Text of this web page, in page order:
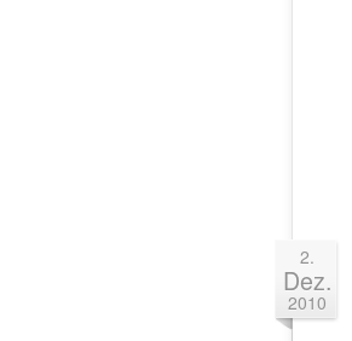
2.
Dez.
2010